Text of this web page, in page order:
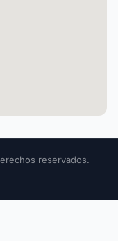
reservados.